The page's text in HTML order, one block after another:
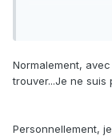
qui ont déjà
Normalement,
trouver...Je ne suis
Personnellement,